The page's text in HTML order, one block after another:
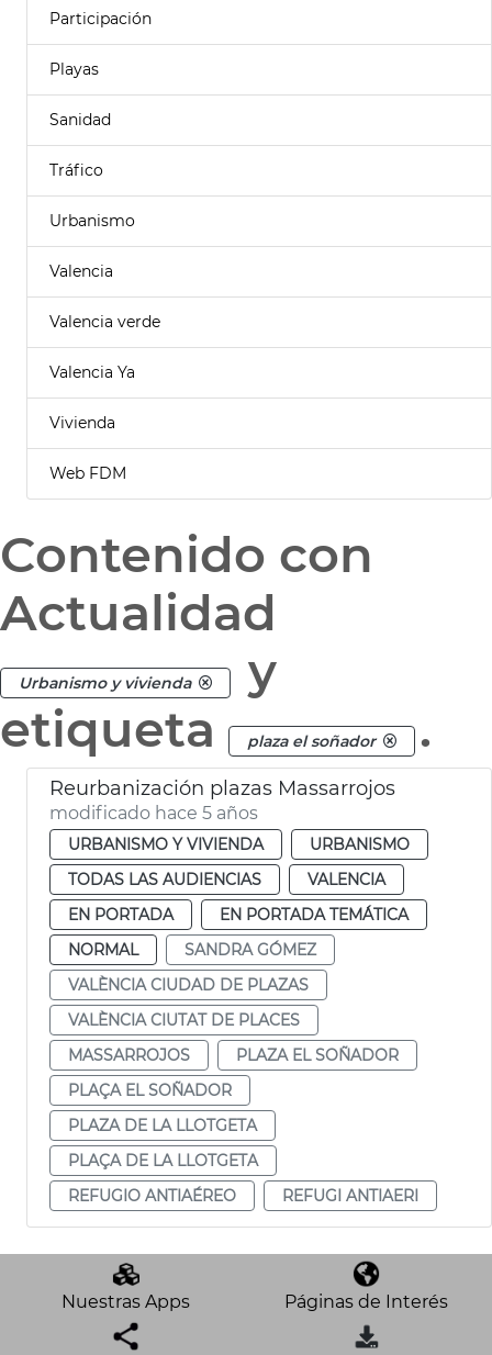
Participación
Playas
Sanidad
Tráfico
Urbanismo
Valencia
Valencia verde
Valencia Ya
Vivienda
Web FDM
Contenido con
Actualidad
Urbanismo y vivienda
y
etiqueta
plaza el soñador .
Reurbanización plazas Massarrojos
modificado hace 5 años
URBANISMO Y VIVIENDA
URBANISMO
TODAS LAS AUDIENCIAS
VALENCIA
EN PORTADA
EN PORTADA TEMÁTICA
NORMAL
SANDRA GÓMEZ
VALÈNCIA CIUDAD DE PLAZAS
VALÈNCIA CIUTAT DE PLACES
MASSARROJOS
PLAZA EL SOÑADOR
PLAÇA EL SOÑADOR
PLAZA DE LA LLOTGETA
PLAÇA DE LA LLOTGETA
REFUGIO ANTIAÉREO
REFUGI ANTIAERI
Nuestras Apps Páginas de Interés